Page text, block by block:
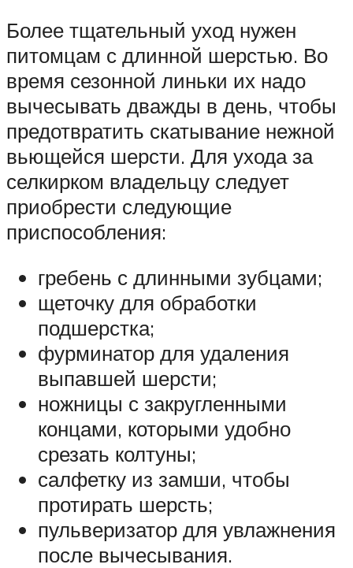
Более тщательный уход нужен
питомцам с длинной шерстью. Во
время сезонной линьки их надо
вычесывать дважды в день, чтобы
предотвратить скатывание нежной
вьющейся шерсти. Для ухода за
селкирком владельцу следует
приобрести следующие
приспособления:
гребень с длинными зубцами;
щеточку для обработки
подшерстка;
фурминатор для удаления
выпавшей шерсти;
ножницы с закругленными
концами, которыми удобно
срезать колтуны;
салфетку из замши, чтобы
протирать шерсть;
пульверизатор для увлажнения
после вычесывания.